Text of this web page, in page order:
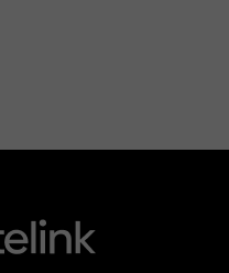
estándares industriales
sistemas de control
Ofrecemos módulos
de parámetros